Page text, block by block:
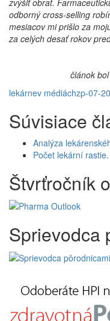
zvýšiť obrat.
odborný cross-selling
mesiacov mi prišlo za
za celých desať rokov
článok
lekárnev médiáchzp-07-
Súvisiace
Analýza
Počet lekární
Štvrťročník
Sprievodca